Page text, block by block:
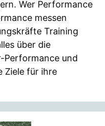
Wer Performance
messen
Training
über die
Performance und
Ziele für ihre